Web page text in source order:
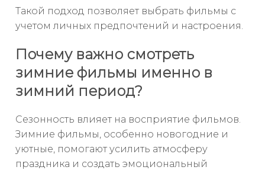
Такой подход позволяет выбрать фильмы с
учетом личных предпочтений и настроения.
Почему важно смотреть
зимние фильмы именно в
зимний период?
Сезонность влияет на восприятие фильмов.
Зимние фильмы, особенно новогодние и
уютные, помогают усилить атмосферу
праздника и создать эмоциональный